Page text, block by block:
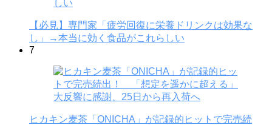
【必見】専門家「疲労回復に栄養ドリンクは効果な
し」→本当に効く食品がこれらしい
7
ヒカキン麦茶「ONICHA」が記録的ヒットで完売続